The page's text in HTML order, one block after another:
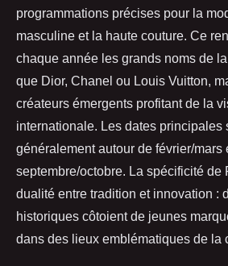
programmations précises pour la
masculine et la haute couture. Ce
chaque année les grands noms de
que Dior, Chanel ou Louis Vuitton,
créateurs émergents profitant de la
internationale. Les dates principales
généralement autour de février/mars
septembre/octobre. La spécificité de
dualité entre tradition et innovation :
historiques côtoient de jeunes
dans des lieux emblématiques de la